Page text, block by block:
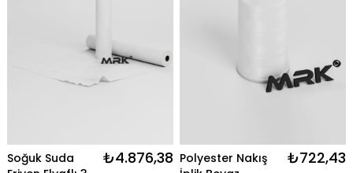
Soğuk Suda
₺4.876,38 Polyester Nakış
₺722,43